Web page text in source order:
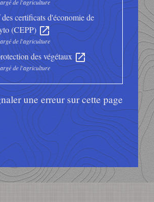
de l'agriculture
certificats d'économie de
(CEPP) open_in_new
de l'agriculture
des végétauxopen_in_new
de l'agriculture
une erreur sur cette page